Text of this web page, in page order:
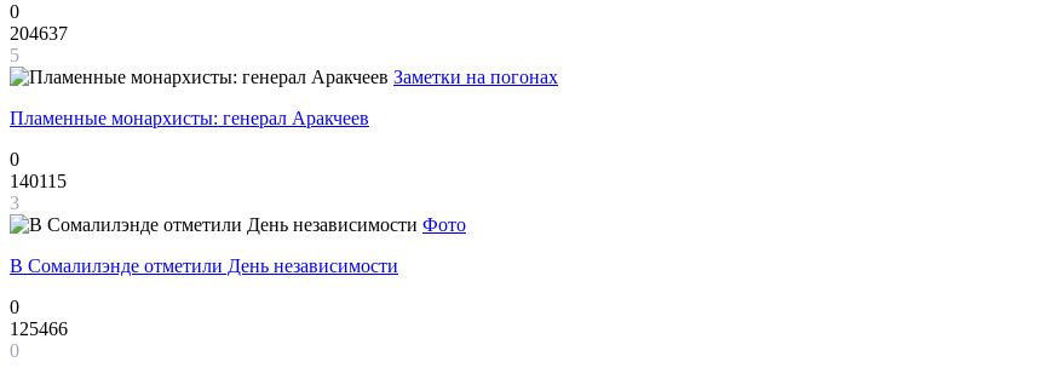
0
204637
5
Заметки на погонах
Пламенные монархисты: генерал Аракчеев
0
140115
3
Фото
В Сомалилэнде отметили День независимости
0
125466
0